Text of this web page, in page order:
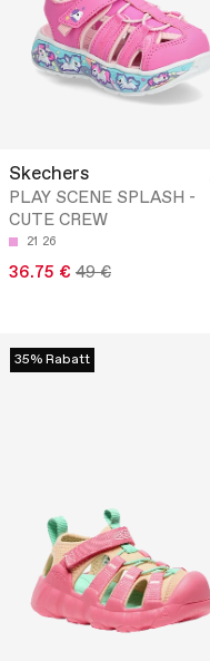
Skechers
PLAY SCENE SPLASH -
CUTE CREW
21 26
36.75 € 49 €
35% Rabatt